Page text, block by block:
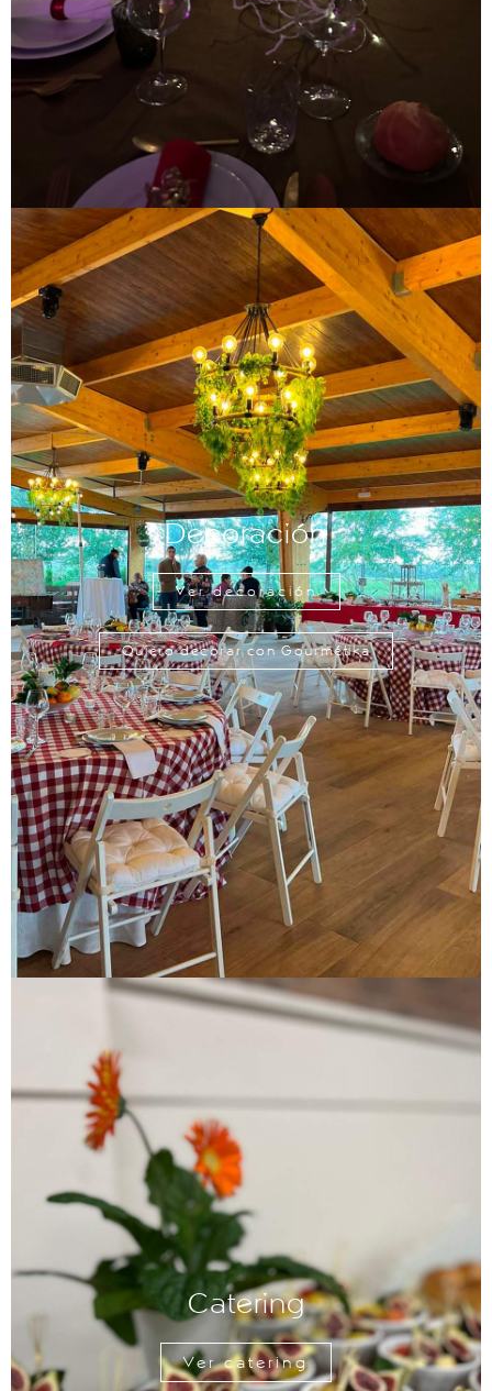
Decoración
Ver decoración
Quiero decorar con Gourmétika
Catering
Ver catering